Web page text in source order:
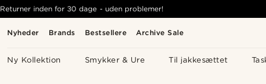
Nyheder Brands Bestsellere Archive Sale
Ny Kollektion Smykker & Ure Til jakkesættet
Returner inden for 30 dage - uden problemer!